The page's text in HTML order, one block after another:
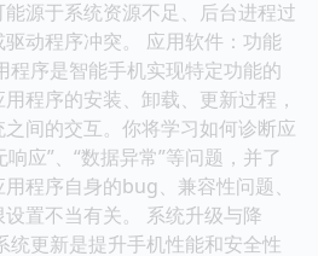
源于系统资源不足、后台进程过
动程序冲突。 应用软件：功能
程序是智能手机实现特定功能的
程序的安装、卸载、更新过程，
间的交互。你将学习如何诊断应
响应”、“数据异常”等问题，并了
程序自身的bug、兼容性问题、
置不当有关。 系统升级与降
统更新是提升手机性能和安全性